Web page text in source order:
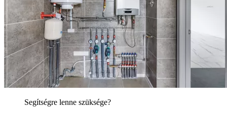
Segítségre lenne szüksége?